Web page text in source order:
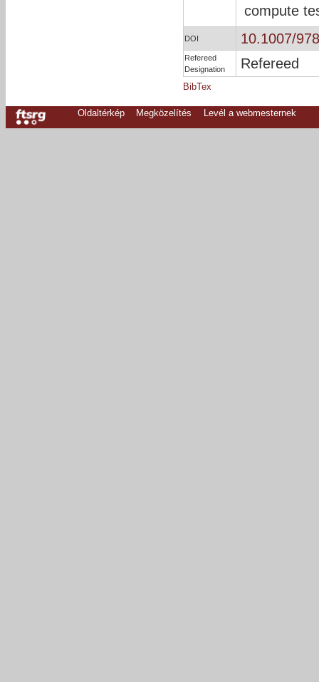
compute
DOI 10.1007/
Refereed
Designation
Refereed
BibTex
Oldaltérkép Megközelítés Levél a webmesternek